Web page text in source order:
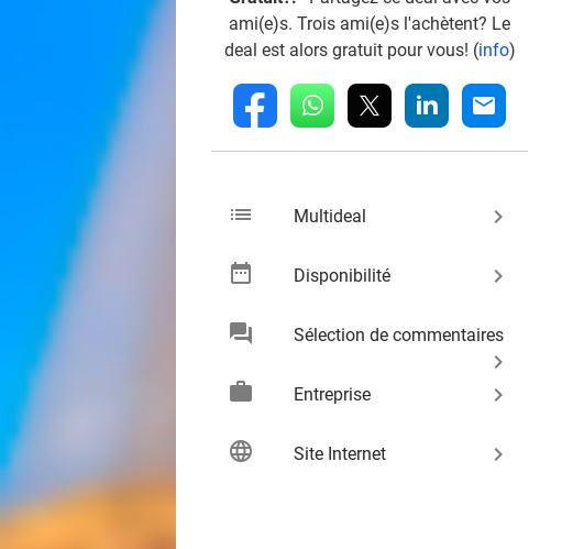
ami(e)s. Trois ami(e)s l'achètent? Le
deal est alors gratuit pour vous! (info)
fb whatsapp linkedin mail
list Multideal keyboard_arrow_right
date_range Disponibilité keyboard_arrow_right
chat Sélection de commentaires
keyboard_arrow_right
work
Entreprise keyboard_arrow_right
language Site Internet keyboard_arrow_right